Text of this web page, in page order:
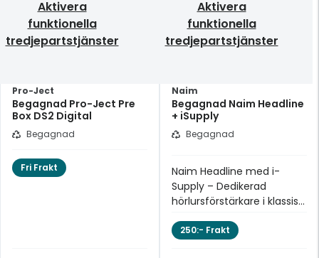
Aktivera
funktionella
tredjepartstjänster
Pro-Ject
Begagnad Pro-Ject Pre
Box DS2 Digital
Begagnad
Fri Frakt
Aktivera
funktionella
tredjepartstjänster
Naim
Begagnad Naim Headline
+ iSupply
Begagnad
Naim Headline med i-
Supply – Dedikerad
hörlursförstärkare i klassisk
250:- Frakt